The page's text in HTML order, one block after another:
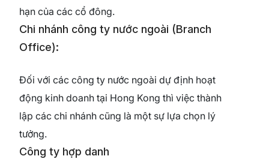
hạn của các cổ đông.
Chi nhánh công ty nước ngoài (Branch
Office):
Đối với các công ty nước ngoài dự định hoạt
động kinh doanh tại Hong Kong thì việc thành
lập các chi nhánh cũng là một sự lựa chọn lý
tưởng.
Công ty hợp danh